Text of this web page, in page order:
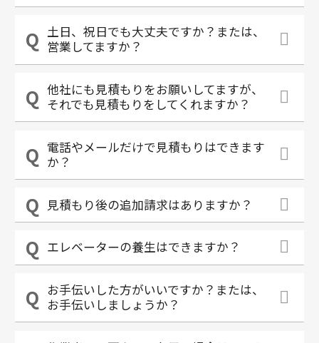
土日、祝日でも大丈夫ですか？または、
営業してますか？
他社にも見積もりをお願いしてますが、
それでも見積もりをしてくれますか？
電話やメールだけで見積もりはできます
か？
見積もり後の追加請求はありますか？
エレベーターの養生はできますか？
お手伝いした方がいいですか？または、
お手伝いしましょうか？